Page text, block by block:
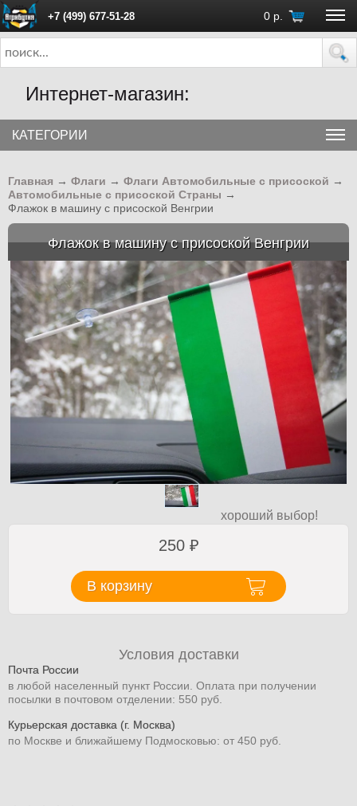
+7 (499) 677-51-28 0 р.
ПН - ПТ с 10:00 до 18:00 (Москва)
Интернет-магазин:
КАТЕГОРИИ
Главная → Флаги → Флаги Автомобильные с присоской →
Автомобильные с присоской Страны →
Флажок в машину с присоской Венгрии
Флажок в машину с присоской Венгрии
хороший выбор!
250 ₽
В корзину
Условия доставки
Почта России
в любой населенный пункт России. Оплата при получении
посылки в почтовом отделении: 550 руб.
Курьерская доставка (г. Москва)
по Москве и ближайшему Подмосковью: от 450 руб.